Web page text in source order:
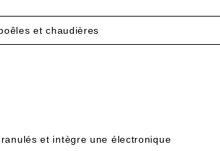
et chaudières
et intègre une ​électronique